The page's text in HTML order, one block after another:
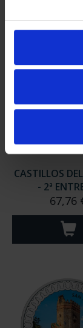
CASTILLOS
- 2ª
67,76